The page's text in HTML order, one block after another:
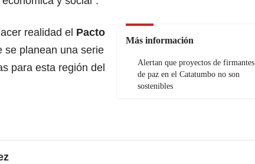
Más información
Alertan que proyectos de firmantes
de paz en el Catatumbo no son
sostenibles
realidad el Pacto
se planean una serie
para esta región del